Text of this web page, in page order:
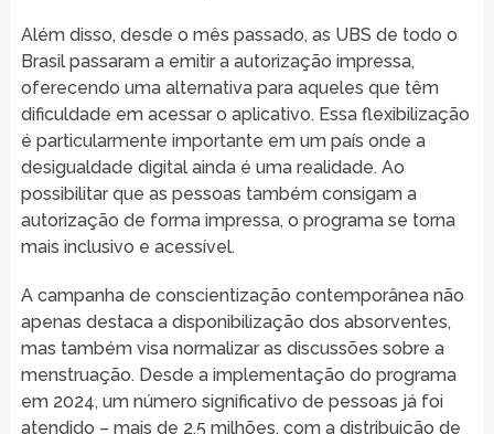
Além disso, desde o mês passado, as UBS de todo o
Brasil passaram a emitir a autorização impressa,
oferecendo uma alternativa para aqueles que têm
dificuldade em acessar o aplicativo. Essa flexibilização
é particularmente importante em um país onde a
desigualdade digital ainda é uma realidade. Ao
possibilitar que as pessoas também consigam a
autorização de forma impressa, o programa se torna
mais inclusivo e acessível.
A campanha de conscientização contemporânea não
apenas destaca a disponibilização dos absorventes,
mas também visa normalizar as discussões sobre a
menstruação. Desde a implementação do programa
em 2024, um número significativo de pessoas já foi
atendido – mais de 2,5 milhões, com a distribuição de